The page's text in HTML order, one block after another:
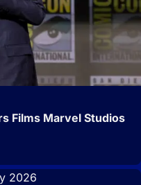
Films Marvel Studios